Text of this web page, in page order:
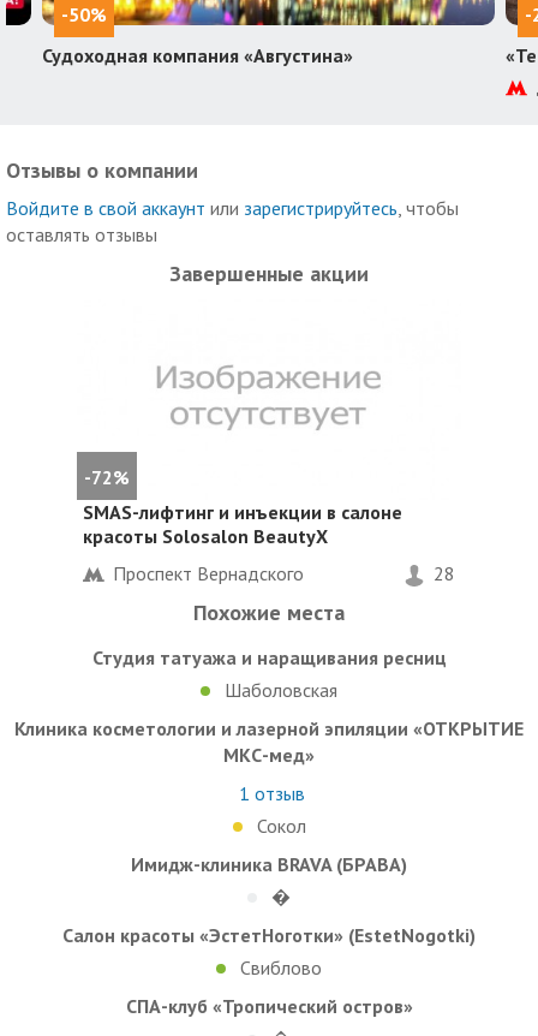
-50%
Судоходная компания «Августина»
-
Отзывы о компании
Войдите в свой аккаунт или зарегистрируйтесь , чтобы
оставлять отзывы
Завершенные акции
-72%
SMAS-лифтинг и инъекции в салоне
красоты Solosalon BeautyX
Проспект Вернадского
28
Похожие места
Студия татуажа и наращивания ресниц
Шаболовская
Клиника косметологии и лазерной эпиляции «ОТКРЫТИЕ
МКС-мед»
1 отзыв
Сокол
Имидж-клиника BRAVA (БРАВА)
�
Салон красоты «ЭстетНоготки» (EstetNogotki)
Свиблово
СПА-клуб «Тропический остров»